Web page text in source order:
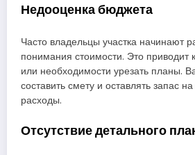
Недооценка бюджета
Часто владельцы участка начинают
понимания стоимости. Это приводит
или необходимости урезать планы.
составить смету и оставлять запас
расходы.
Отсутствие детального